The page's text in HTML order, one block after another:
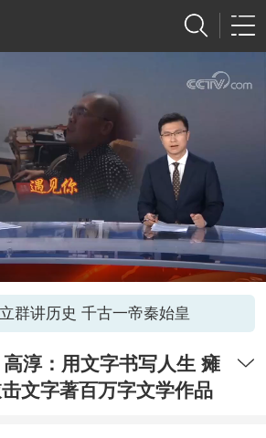
群讲历史 千古一帝秦始皇
淳：用文字书写人生 瘫
文字著百万字文学作品